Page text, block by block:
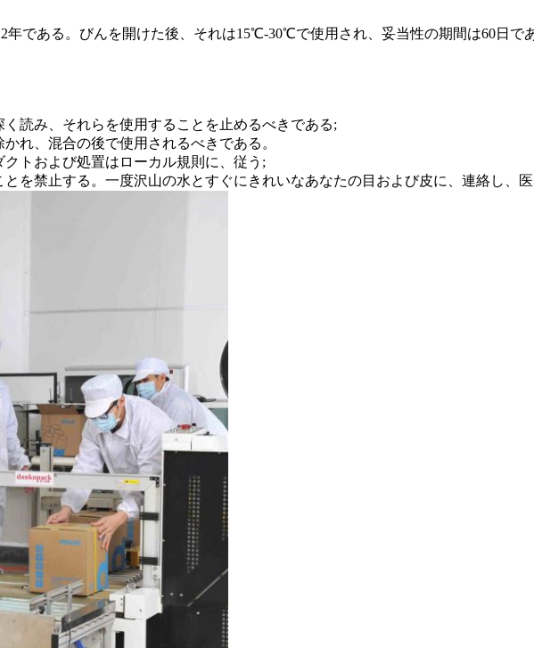
である。びんを開けた後、それは15℃-30℃で使用され、妥当性の期間は60日であ
読み、それらを使用することを止めるべきである;
れ、混合の後で使用されるべきである。
トおよび処置はローカル規則に、従う;
を禁止する。一度沢山の水とすぐにきれいなあなたの目および皮に、連絡し、医